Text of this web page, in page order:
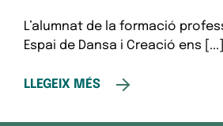
L’alumnat de la formació
Espai de Dansa i Creació ens [...]
LLEGEIX MÉS